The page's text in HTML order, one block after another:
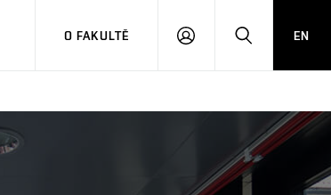
O FAKULTĚ
PŘIHLÁSITHLEDAT
EN